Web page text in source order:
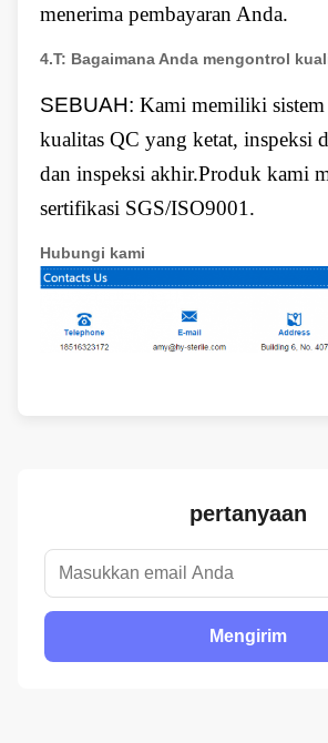
menerima pembayaran Anda.
4.T: Bagaimana Anda mengontrol
SEBUAH: Kami memiliki
kualitas QC yang ketat, inspeksi
dan inspeksi akhir.Produk kami
sertifikasi SGS/ISO9001.
Hubungi kami
pertanyaan
Mengirim